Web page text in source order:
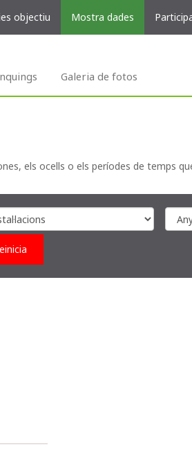
objectiu Mostra dades
Galeria de fotos
els ocells o els períodes de temps